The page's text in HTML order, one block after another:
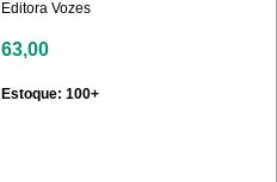
Editora Vozes
63,00
Estoque: 100+